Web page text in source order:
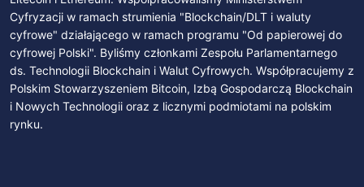
Cyfryzacji w ramach strumienia "Blockchain/DLT i waluty
cyfrowe" działającego w ramach programu "Od papierowej do
cyfrowej Polski". Byliśmy członkami Zespołu Parlamentarnego
ds. Technologii Blockchain i Walut Cyfrowych. Współpracujemy z
Polskim Stowarzyszeniem Bitcoin, Izbą Gospodarczą Blockchain
i Nowych Technologii oraz z licznymi podmiotami na polskim
rynku.